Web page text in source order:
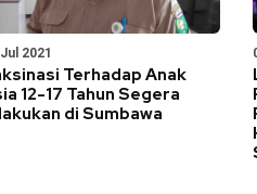
2021
Terhadap Anak
12-17 Tahun Segera
di Sumbawa